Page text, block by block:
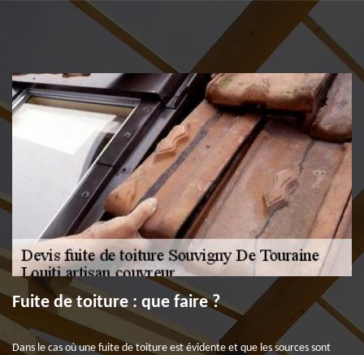
Fuite de toiture : que faire ?
Dans le cas où une fuite de toiture est évidente et que les sources sont